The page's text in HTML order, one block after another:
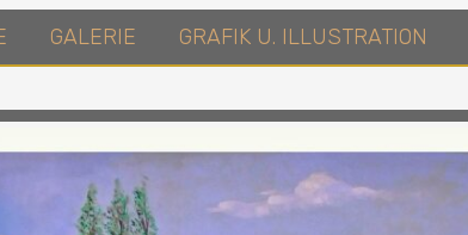
Pittore
in
Roma
GALERIE GRAFIK U. ILLUSTRATION